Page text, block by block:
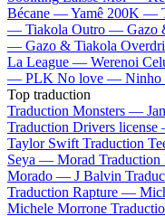
Bécane —Yamê 200K —
— Tiakola Outro — Gazo
— Gazo & Tiakola
La League — Werenoi
— PLK No love — Ninho
Top traduction
Traduction Monsters —
Traduction Drivers
Taylor Swift Traduction
Seya — Morad
Morado — J Balvin
Traduction Rapture —
Michele Morrone